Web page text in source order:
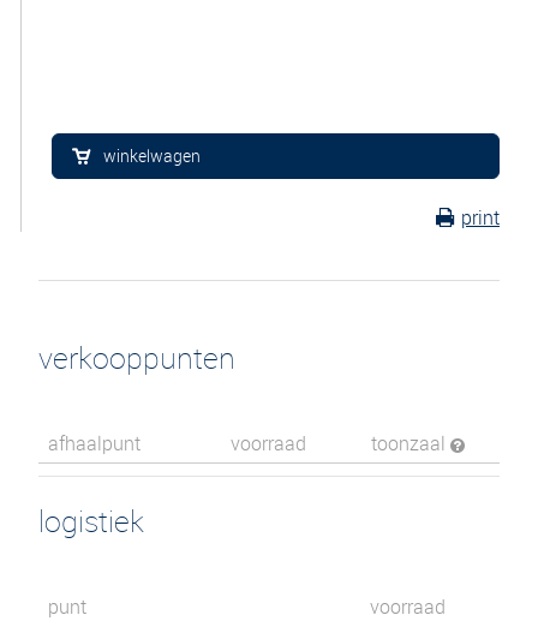
winkelwagen
print
verkooppunten
afhaalpunt voorraad toonzaal
logistiek
punt voorraad